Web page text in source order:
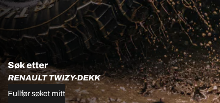
Søk etter
RENAULT TWIZY-DEKK
Fullfør søket mitt